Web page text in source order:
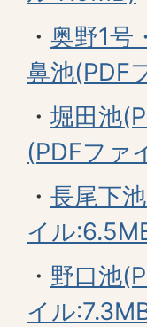
・ 奥野1号
鼻池(PDF
・ 堀田池
(PDFファ
・ 長尾下
イル
・ 野口池
イル